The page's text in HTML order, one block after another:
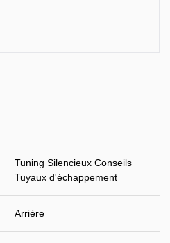
Tuning Silencieux Conseils
Tuyaux d'échappement
Arrière